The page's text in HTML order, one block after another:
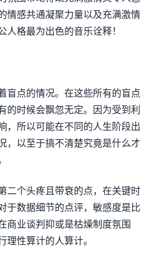
情感共通凝聚力量以及充满激情
格最为出色的音乐诠释！
盲点的情况。在这些所有的盲点
的时候会飘忽无定。因为受到利
，所以可能在不同的人生阶段出
，以至于搞不清楚究竟是什么才
二个头疼且带衰的点，在关键时
于数据细节的点评，敏感度是比
商业谈判抑或是枯燥制度氛围
理性算计的人算计。